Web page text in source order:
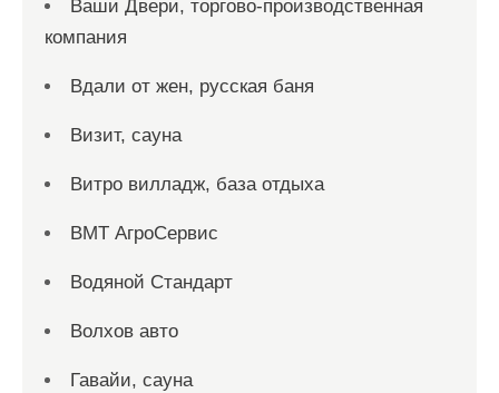
Ваши Двери, торгово-производственная
компания
Вдали от жен, русская баня
Визит, сауна
Витро вилладж, база отдыха
ВМТ АгроСервис
Водяной Стандарт
Волхов авто
Гавайи, сауна